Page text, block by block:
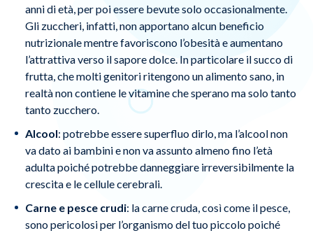
anni di età, per poi essere bevute solo occasionalmente.
Gli zuccheri, infatti, non apportano alcun beneficio
nutrizionale mentre favoriscono l’obesità e aumentano
l’attrattiva verso il sapore dolce. In particolare il succo di
frutta, che molti genitori ritengono un alimento sano, in
realtà non contiene le vitamine che sperano ma solo tanto
tanto zucchero.
Alcool: potrebbe essere superfluo dirlo, ma l’alcool non
va dato ai bambini e non va assunto almeno fino l’età
adulta poiché potrebbe danneggiare irreversibilmente la
crescita e le cellule cerebrali.
Carne e pesce crudi: la carne cruda, così come il pesce,
sono pericolosi per l’organismo del tuo piccolo poiché